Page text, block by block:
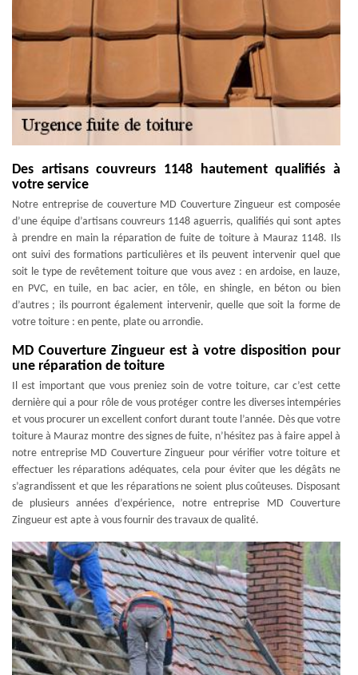
Des artisans couvreurs 1148 hautement qualifiés à
votre service
Notre entreprise de couverture MD Couverture Zingueur est composée
d’une équipe d’artisans couvreurs 1148 aguerris, qualifiés qui sont aptes
à prendre en main la réparation de fuite de toiture à Mauraz 1148. Ils
ont suivi des formations particulières et ils peuvent intervenir quel que
soit le type de revêtement toiture que vous avez : en ardoise, en lauze,
en PVC, en tuile, en bac acier, en tôle, en shingle, en béton ou bien
d’autres ; ils pourront également intervenir, quelle que soit la forme de
votre toiture : en pente, plate ou arrondie.
MD Couverture Zingueur est à votre disposition pour
une réparation de toiture
Il est important que vous preniez soin de votre toiture, car c’est cette
dernière qui a pour rôle de vous protéger contre les diverses intempéries
et vous procurer un excellent confort durant toute l’année. Dès que votre
toiture à Mauraz montre des signes de fuite, n’hésitez pas à faire appel à
notre entreprise MD Couverture Zingueur pour vérifier votre toiture et
effectuer les réparations adéquates, cela pour éviter que les dégâts ne
s’agrandissent et que les réparations ne soient plus coûteuses. Disposant
de plusieurs années d’expérience, notre entreprise MD Couverture
Zingueur est apte à vous fournir des travaux de qualité.